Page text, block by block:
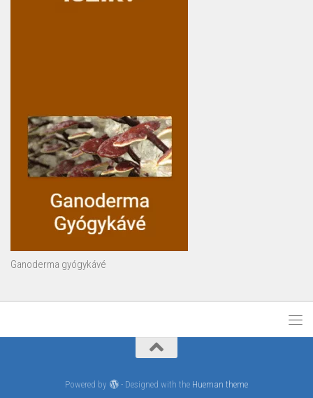
Ganoderma gyógykávé
Powered by - Designed with the Hueman theme